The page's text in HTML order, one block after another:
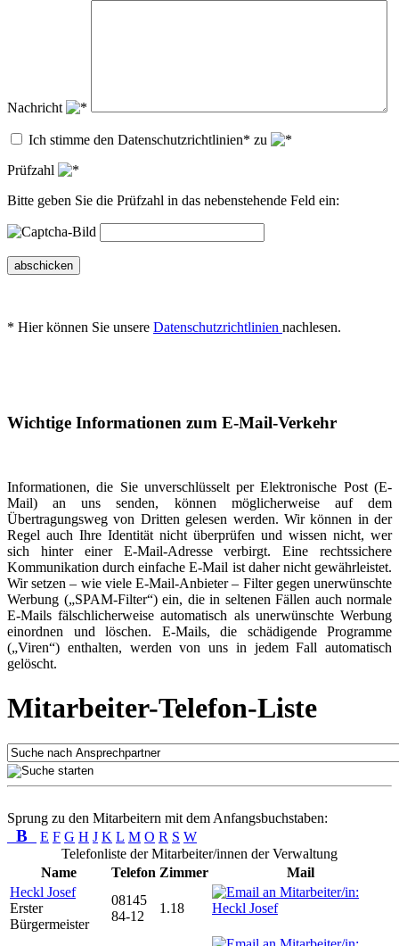
Nachricht
Ich stimme den Datenschutzrichtlinien* zu
Prüfzahl
Bitte geben Sie die Prüfzahl in das nebenstehende Feld ein:
abschicken
* Hier können Sie unsere Datenschutzrichtlinien nachlesen.
Wichtige Informationen zum E-Mail-Verkehr
Informationen, die Sie unverschlüsselt per Elektronische Post (E-
Mail) an uns senden, können möglicherweise auf dem
Übertragungsweg von Dritten gelesen werden. Wir können in der
Regel auch Ihre Identität nicht überprüfen und wissen nicht, wer
sich hinter einer E-Mail-Adresse verbirgt. Eine rechtssichere
Kommunikation durch einfache E-Mail ist daher nicht gewährleistet.
Wir setzen – wie viele E-Mail-Anbieter – Filter gegen unerwünschte
Werbung („SPAM-Filter“) ein, die in seltenen Fällen auch normale
E-Mails fälschlicherweise automatisch als unerwünschte Werbung
einordnen und löschen. E-Mails, die schädigende Programme
(„Viren“) enthalten, werden von uns in jedem Fall automatisch
gelöscht.
Mitarbeiter-Telefon-Liste
Sprung zu den Mitarbeitern mit dem Anfangsbuchstaben:
B E F G H J K L M O R S W
Telefonliste der Mitarbeiter/innen der Verwaltung
Name
Telefon Zimmer
Mail
Heckl Josef
Erster
Bürgermeister
08145
84-12
1.18